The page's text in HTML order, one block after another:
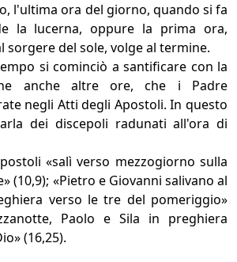
l'ultima ora del giorno, quando si fa
la lucerna, oppure la prima ora,
sorgere del sole, volge al termine.
si cominciò a santificare con la
anche altre ore, che i Padre
negli Atti degli Apostoli. In questo
dei discepoli radunati all'ora di
«salì verso mezzogiorno sulla
(10,9); «Pietro e Giovanni salivano al
verso le tre del pomeriggio»
Paolo e Sila in preghiera
(16,25).